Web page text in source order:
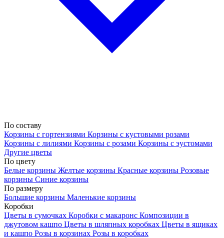
По составу
Корзины с гортензиями Корзины с кустовыми розами
Корзины с лилиями Корзины с розами Корзины с эустомами
Другие цветы
По цвету
Белые корзины Желтые корзины Красные корзины Розовые
корзины Синие корзины
По размеру
Большие корзины Маленькие корзины
Коробки
Цветы в сумочках Коробки с макаронс Композиции в
джутовом кашпо Цветы в шляпных коробках Цветы в ящиках
и кашпо Розы в корзинах Розы в коробках